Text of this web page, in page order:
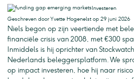
Investeren
Geschreven door Yvette Hogenelst op 29 juni 2026
Niels begon op zijn veertiende met
financiële crisis van 2008, met €300
Inmiddels is hij oprichter van
Nederlands beleggersplatform. We
op impact investeren, hoe hij naar